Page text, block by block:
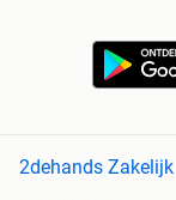
2dehands Zakelijk